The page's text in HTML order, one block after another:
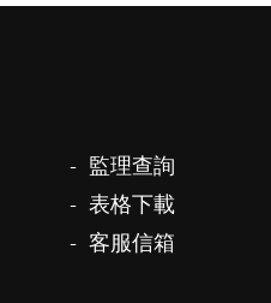
- 監理查詢
- 表格下載
- 客服信箱